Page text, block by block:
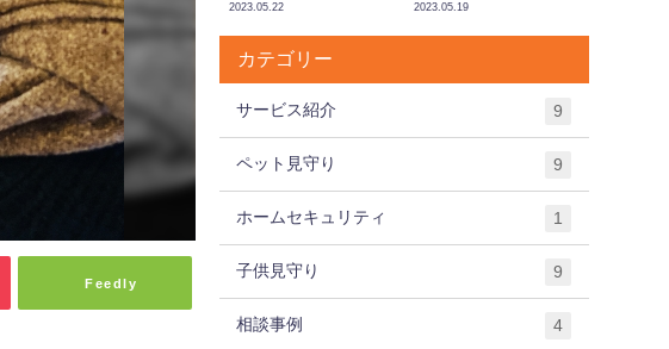
Feedly
2023.05.22 2023.05.19
カテゴリー
サービス紹介 9
ペット見守り 9
ホームセキュリティ 1
子供見守り 9
相談事例 4